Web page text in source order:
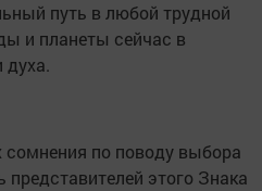
путь в любой трудной
и планеты сейчас в
по поводу выбора
этого Знака